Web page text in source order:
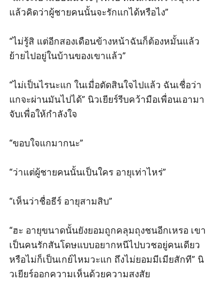
แล้วคิดว่าผู้ชายคนนั้นจะรักแกได้หรือไง”
“ไม่รู้สิ แต่อีกสองเดือนข้างหน้าฉันก็ต้องหมั้นแล้ว
ย้ายไปอยู่ในบ้านของเขาแล้ว”
“ไม่เป็นไรนะแก ในเมื่อตัดสินใจไปแล้ว ฉันเชื่อว่า
แกจะผ่านมันไปได้” นิวเยียร์รีบคว้ามือเพื่อนเอามา
จับเพื่อให้กำลังใจ
“ขอบใจแกมากนะ”
“ว่าแต่ผู้ชายคนนั้นเป็นใคร อายุเท่าไหร่”
“เห็นว่าชื่อธีร์ อายุสามสิบ”
“ฮะ อายุขนาดนั้นยังยอมถูกคลุมถุงชนอีกเหรอ เขา
เป็นคนรักสันโดษแบบอยากหนีไปบวชอยู่คนเดียว
หรือไม่ก็เป็นเกย์ไหมวะแก ถึงไม่ยอมมีเมียสักที” นิ
วเยียร์ออกความเห็นด้วยความสงสัย